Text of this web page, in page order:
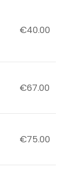
€40.00
€67.00
€75.00